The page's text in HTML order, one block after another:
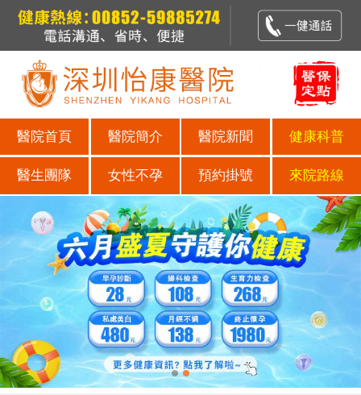
醫院首頁 醫院簡介 醫院新聞 健康科普
醫生團隊 女性不孕 預約掛號 來院路線